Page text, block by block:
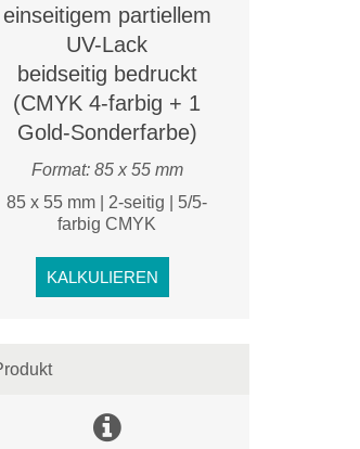
einseitigem partiellem
UV-Lack
beidseitig bedruckt
(CMYK 4-farbig + 1
Gold-Sonderfarbe)
Format: 85 x 55 mm
85 x 55 mm | 2-seitig | 5/5-
farbig CMYK
KALKULIEREN